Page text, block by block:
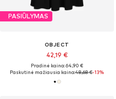
PASIŪLYMAS
OBJECT
42,19 €
Pradinė kaina: 64,90 €
Paskutinė mažiausia kaina:48,68 €-13%